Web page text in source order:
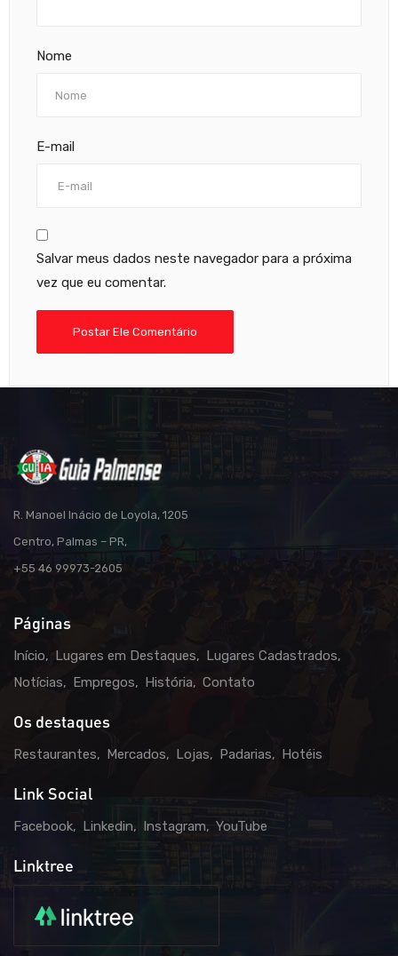
Nome
E-mail
Salvar meus dados neste navegador para a próxima
vez que eu comentar.
R. Manoel Inácio de Loyola, 1205
Centro, Palmas – PR,
+55 46 99973-2605
Páginas
Início Lugares em Destaques
Lugares Cadastrados
Notícias
Empregos História Contato
Os destaques
Restaurantes Mercados Lojas Padarias Hotéis
Link Social
Facebook Linkedin Instagram YouTube
Linktree